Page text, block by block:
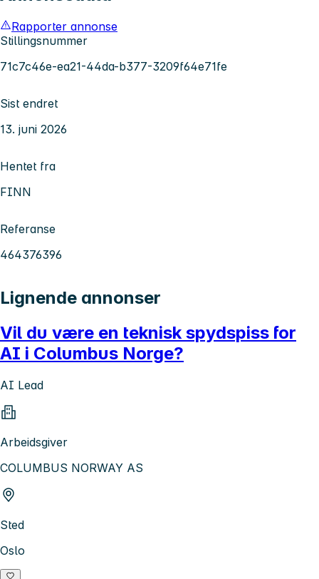
Rapporter annonse
Stillingsnummer
71c7c46e-ea21-44da-b377-3209f64e71fe
Sist endret
13. juni 2026
Hentet fra
FINN
Referanse
464376396
Lignende annonser
Vil du være en teknisk spydspiss for
AI i Columbus Norge?
AI Lead
Arbeidsgiver
COLUMBUS NORWAY AS
Sted
Oslo